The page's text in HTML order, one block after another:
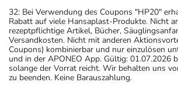
32: Bei Verwendung des Coupons "HP20"
Rabatt auf viele Hansaplast-Produkte. Nicht
rezeptpflichtige Artikel, Bücher,
Versandkosten. Nicht mit anderen
Coupons) kombinierbar und nur einzulösen
und in der APONEO App. Gültig: 01.07.2026
solange der Vorrat reicht. Wir behalten uns
zu beenden. Keine Barauszahlung.